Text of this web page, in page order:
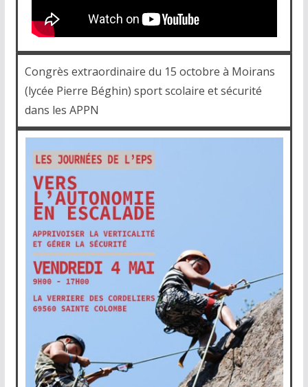
Congrès extraordinaire du 15 octobre à Moirans
(lycée Pierre Béghin) sport scolaire et sécurité
dans les APPN